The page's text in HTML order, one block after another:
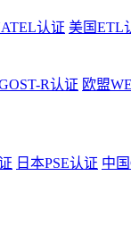
认证 美国ETL
R认证 欧盟
日本PSE认证 中